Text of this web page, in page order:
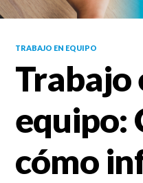
TRABAJO EN EQUIPO
Trabajo
equipo:
cómo